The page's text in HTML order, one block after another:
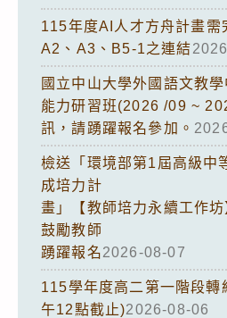
115年度AI人才方舟計畫需
A2、A3、B5-1之連結
國立中山大學外國語文教
能力研習班(2026 /09 ~
訊，請踴躍報名參加。
檢送「環境部第1屆高級中
成培力計
畫」【教師培力永續工作
鼓勵教師
踴躍報名2026-08-07
115學年度高二第一階段轉
午12點截止)2026-08-06